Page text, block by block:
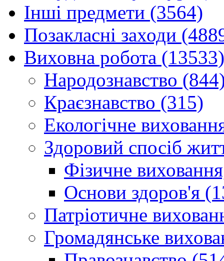
Інші предмети (3564)
Позакласні заходи
Виховна робота (13533)
Народознавство
Краєзнавство (315)
Екологічне
Здоровий спосіб
Фізичне
Основи здоров'я
Патріотичне
Громадянське